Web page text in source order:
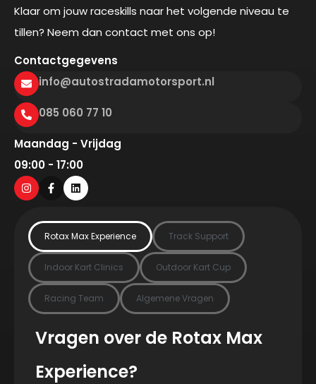
Klaar om jouw raceskills naar het volgende niveau te
tillen? Neem dan contact met ons op!
Contactgegevens
info@autostradamotorsport.nl
085 060 77 10
Maandag - Vrijdag
09:00 - 17:00
Rotax Max Experience Track Support
Indoor Kart Clinics Outdoor Kart Cup
Racing Team Algemene Vragen
Vragen over de Rotax Max
Experience?